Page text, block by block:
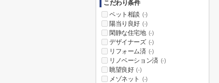
こだわり条件
ペット相談 (-)
陽当り良好 (-)
閑静な住宅地 (-)
デザイナーズ (-)
リフォーム済 (-)
リノベーション済 (-)
眺望良好 (-)
メゾネット (-)